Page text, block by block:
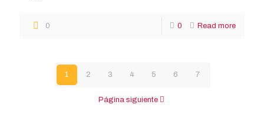
0 0 Read more
1 2 3 4 5 6 7
Página siguiente